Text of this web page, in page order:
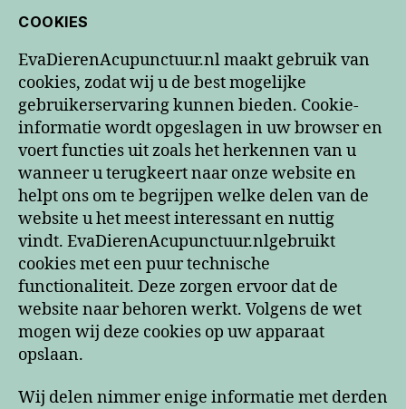
COOKIES
EvaDierenAcupunctuur.nl maakt gebruik van
cookies, zodat wij u de best mogelijke
gebruikerservaring kunnen bieden. Cookie-
informatie wordt opgeslagen in uw browser en
voert functies uit zoals het herkennen van u
wanneer u terugkeert naar onze website en
helpt ons om te begrijpen welke delen van de
website u het meest interessant en nuttig
vindt. EvaDierenAcupunctuur.nlgebruikt
cookies met een puur technische
functionaliteit. Deze zorgen ervoor dat de
website naar behoren werkt. Volgens de wet
mogen wij deze cookies op uw apparaat
opslaan.
Wij delen nimmer enige informatie met derden